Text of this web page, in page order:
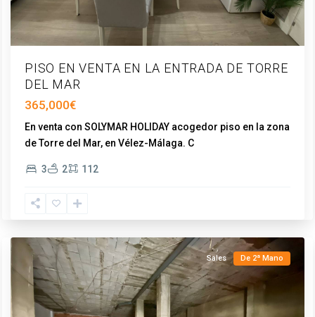
PISO EN VENTA EN LA ENTRADA DE TORRE
DEL MAR
365,000€
En venta con SOLYMAR HOLIDAY acogedor piso en la zona
de Torre del Mar, en Vélez-Málaga. C
3 2 112
del
Vélez-
Málaga
Sales De 2ª Mano